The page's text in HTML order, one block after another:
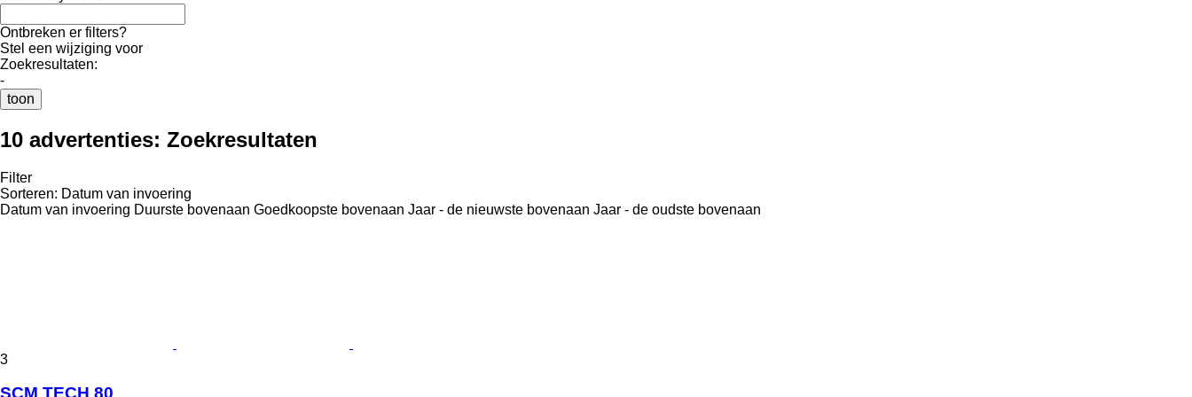
Ontbreken er filters?
Stel een wijziging voor
Zoekresultaten:
-
toon
10 advertenties: Zoekresultaten
Filter
Sorteren: Datum van invoering
Datum van invoering Duurste bovenaan Goedkoopste bovenaan Jaar - de nieuwste bovenaan Jaar - de oudste bovenaan
3